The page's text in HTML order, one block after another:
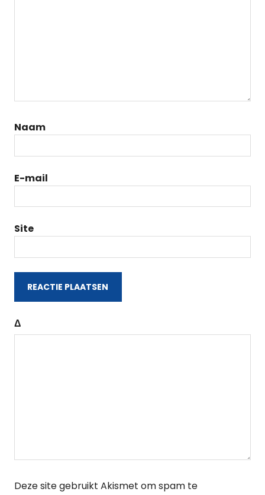
Naam
E-mail
Site
Δ
Deze site gebruikt Akismet om spam te